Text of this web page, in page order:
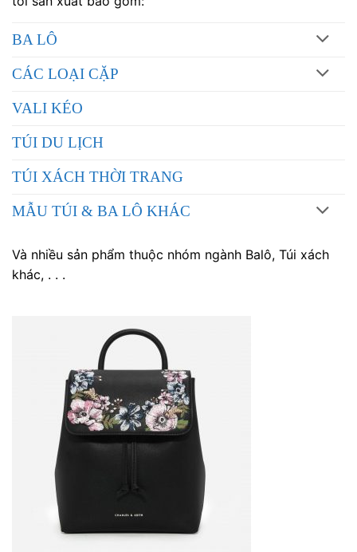
BA LÔ
CÁC LOẠI CẶP
VALI KÉO
TÚI DU LỊCH
TÚI XÁCH THỜI TRANG
MẪU TÚI & BA LÔ KHÁC
Và nhiều sản phẩm thuộc nhóm ngành Balô, Túi xách
khác, . . .